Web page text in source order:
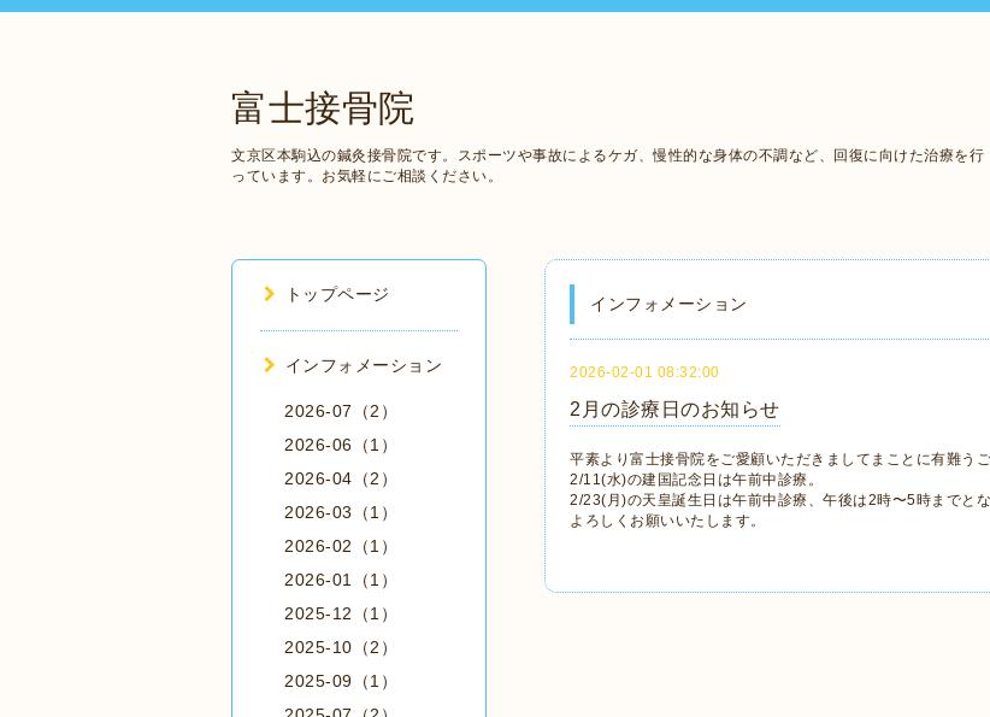
富士接骨院
文京区本駒込の鍼灸接骨院です。スポーツや事故によるケガ、慢性的な身体の不調など、回復に向けた治療を行
っています。お気軽にご相談ください。
インフォメーション
2026-02-01 08:32:00
2月の診療日のお知らせ
平素より富士接骨院をご愛顧いただきましてまことに有難うご
2/11(水)の建国記念日は午前中診療。
2/23(月)の天皇誕生日は午前中診療、午後は2時〜5時までとな
よろしくお願いいたします。
トップページ
インフォメーション
2026-07（2）
2026-06（1）
2026-04（2）
2026-03（1）
2026-02（1）
2026-01（1）
2025-12（1）
2025-10（2）
2025-09（1）